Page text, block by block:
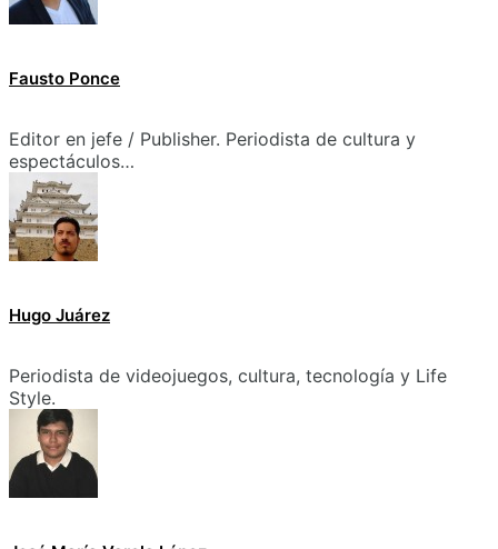
Fausto Ponce
Editor en jefe / Publisher. Periodista de cultura y
espectáculos…
Hugo Juárez
Periodista de videojuegos, cultura, tecnología y Life
Style.